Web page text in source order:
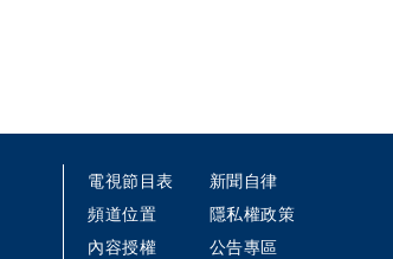
電視節目表
新聞自律
頻道位置
隱私權政策
內容授權
公告專區